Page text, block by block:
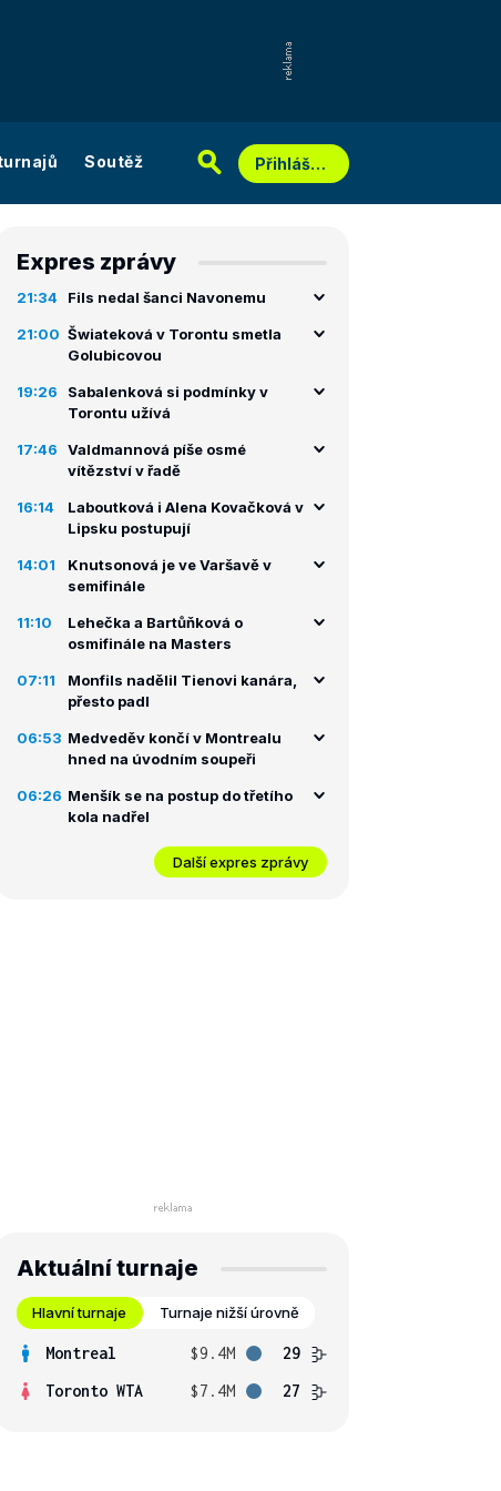
Soutěž Přihlášení
Expres zprávy
21:34 Fils nedal šanci Navonemu
21:00 Šwiateková v Torontu smetla
Golubicovou
19:26
Sabalenková si podmínky v
Torontu užívá
17:46
Valdmannová píše osmé
vítězství v řadě
16:14
Laboutková i Alena Kovačková v
Lipsku postupují
14:01
Knutsonová je ve Varšavě v
semifinále
11:10
Lehečka a Bartůňková o
osmifinále na Masters
07:11
Monfils nadělil Tienovi kanára,
přesto padl
06:53 Medveděv končí v Montrealu
hned na úvodním soupeři
06:26 Menšík se na postup do třetího
kola nadřel
Další expres zprávy
Aktuální turnaje
Hlavní turnaje Turnaje nižší úrovně
Montreal $9.4M
29
Toronto WTA
$7.4M 27